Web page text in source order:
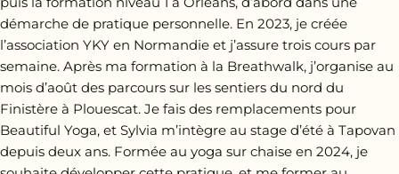
démarche de pratique personnelle. En 2023, je créée
l’association YKY en Normandie et j’assure trois cours par
semaine. Après ma formation à la Breathwalk, j’organise au
mois d’août des parcours sur les sentiers du nord du
Finistère à Plouescat. Je fais des remplacements pour
Beautiful Yoga, et Sylvia m’intègre au stage d’été à Tapovan
depuis deux ans. Formée au yoga sur chaise en 2024, je